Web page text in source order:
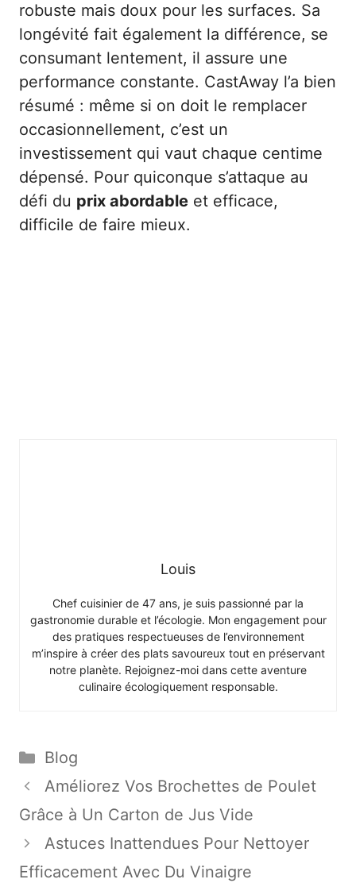
robuste mais doux pour les surfaces. Sa
longévité fait également la différence, se
consumant lentement, il assure une
performance constante. CastAway l’a bien
résumé : même si on doit le remplacer
occasionnellement, c’est un
investissement qui vaut chaque centime
dépensé. Pour quiconque s’attaque au
défi du prix abordable et efficace,
difficile de faire mieux.
Louis
Chef cuisinier de 47 ans, je suis passionné par la
gastronomie durable et l’écologie. Mon engagement pour
des pratiques respectueuses de l’environnement
m’inspire à créer des plats savoureux tout en préservant
notre planète. Rejoignez-moi dans cette aventure
culinaire écologiquement responsable.
Catégories
Blog
Améliorez Vos Brochettes de Poulet
Grâce à Un Carton de Jus Vide
Astuces Inattendues Pour Nettoyer
Efficacement Avec Du Vinaigre